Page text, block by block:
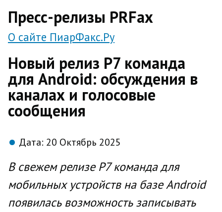
Пресс-релизы PRFax
О сайте ПиарФакс.Ру
Новый релиз Р7 команда
для Android: обсуждения в
каналах и голосовые
сообщения
Дата: 20 Октябрь 2025
В свежем релизе Р7 команда для
мобильных устройств на базеAndroid
появилась возможность записывать